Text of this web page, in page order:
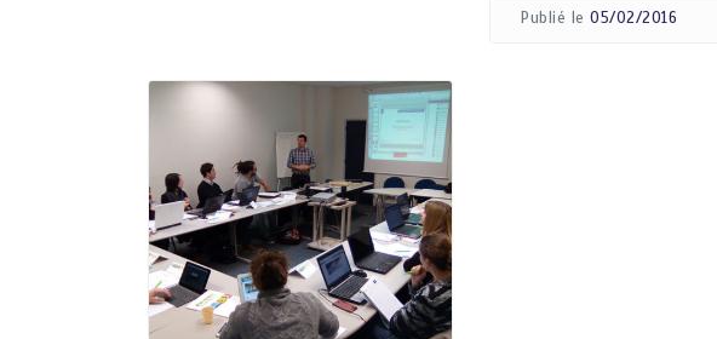
Publié le 05/02/2016